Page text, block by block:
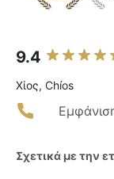
9.4
Χίος, Chíos
Σχετικά με την